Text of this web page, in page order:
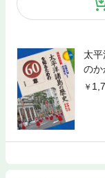
太
のか